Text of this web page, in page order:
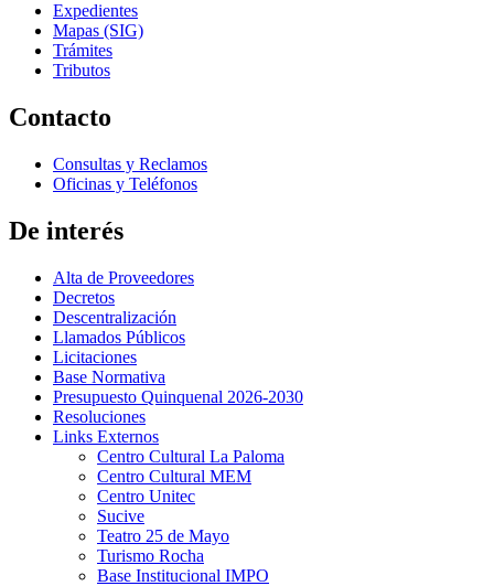
Expedientes
Mapas (SIG)
Trámites
Tributos
Contacto
Consultas y Reclamos
Oficinas y Teléfonos
De interés
Alta de Proveedores
Decretos
Descentralización
Llamados Públicos
Licitaciones
Base Normativa
Presupuesto Quinquenal 2026-2030
Resoluciones
Links Externos
Centro Cultural La Paloma
Centro Cultural MEM
Centro Unitec
Sucive
Teatro 25 de Mayo
Turismo Rocha
Base Institucional IMPO